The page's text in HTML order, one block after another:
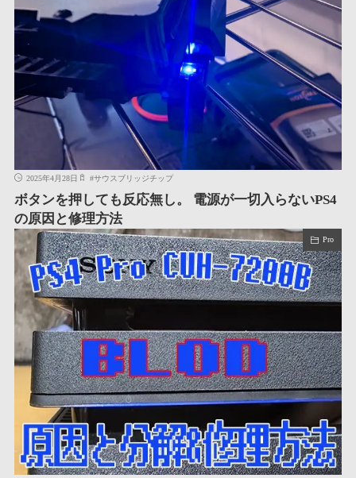
2025年4月28日 #サウスブリッジチップ
ボタンを押しても反応無し。 電源が一切入らないPS4
の原因と修理方法
Pro